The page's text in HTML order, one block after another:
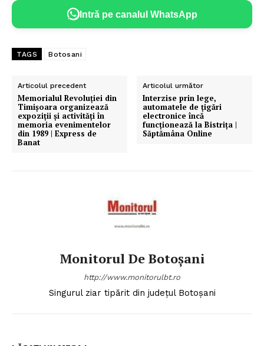
Intră pe canalul WhatsApp
TAGS Botosani
Articolul precedent
Memorialul Revoluției din
Timișoara organizează
expoziții și activități în
memoria evenimentelor
din 1989 | Express de
Banat
Articolul următor
Interzise prin lege,
automatele de țigări
electronice încă
funcționează la Bistrița |
Săptămâna Online
Monitorul De Botoșani
http://www.monitorulbt.ro
Singurul ziar tipărit din județul Botoșani